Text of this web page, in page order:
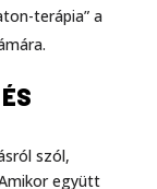
terápia” a
szól,
együtt